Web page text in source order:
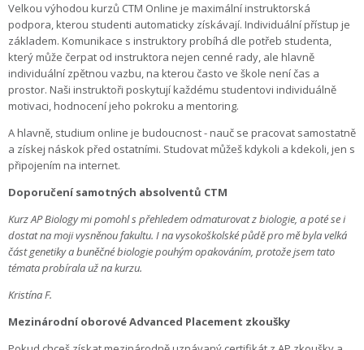
Velkou výhodou kurzů CTM Online je maximální instruktorská
podpora, kterou studenti automaticky získávají. Individuální přístup je
základem. Komunikace s instruktory probíhá dle potřeb studenta,
který může čerpat od instruktora nejen cenné rady, ale hlavně
individuální zpětnou vazbu, na kterou často ve škole není čas a
prostor. Naši instruktoři poskytují každému studentovi individuálně
motivaci, hodnocení jeho pokroku a mentoring.
A hlavně, studium online je budoucnost - nauč se pracovat samostatně
a získej náskok před ostatními. Studovat můžeš kdykoli a kdekoli, jen s
připojením na internet.
Doporučení samotných absolventů CTM
Kurz AP Biology mi pomohl s přehledem odmaturovat z biologie, a poté se i
dostat na moji vysněnou fakultu. I na vysokoškolské půdě pro mě byla velká
část genetiky a buněčné biologie pouhým opakováním, protože jsem tato
témata probírala už na kurzu.
Kristína F.
Mezinárodní oborové Advanced Placement zkoušky